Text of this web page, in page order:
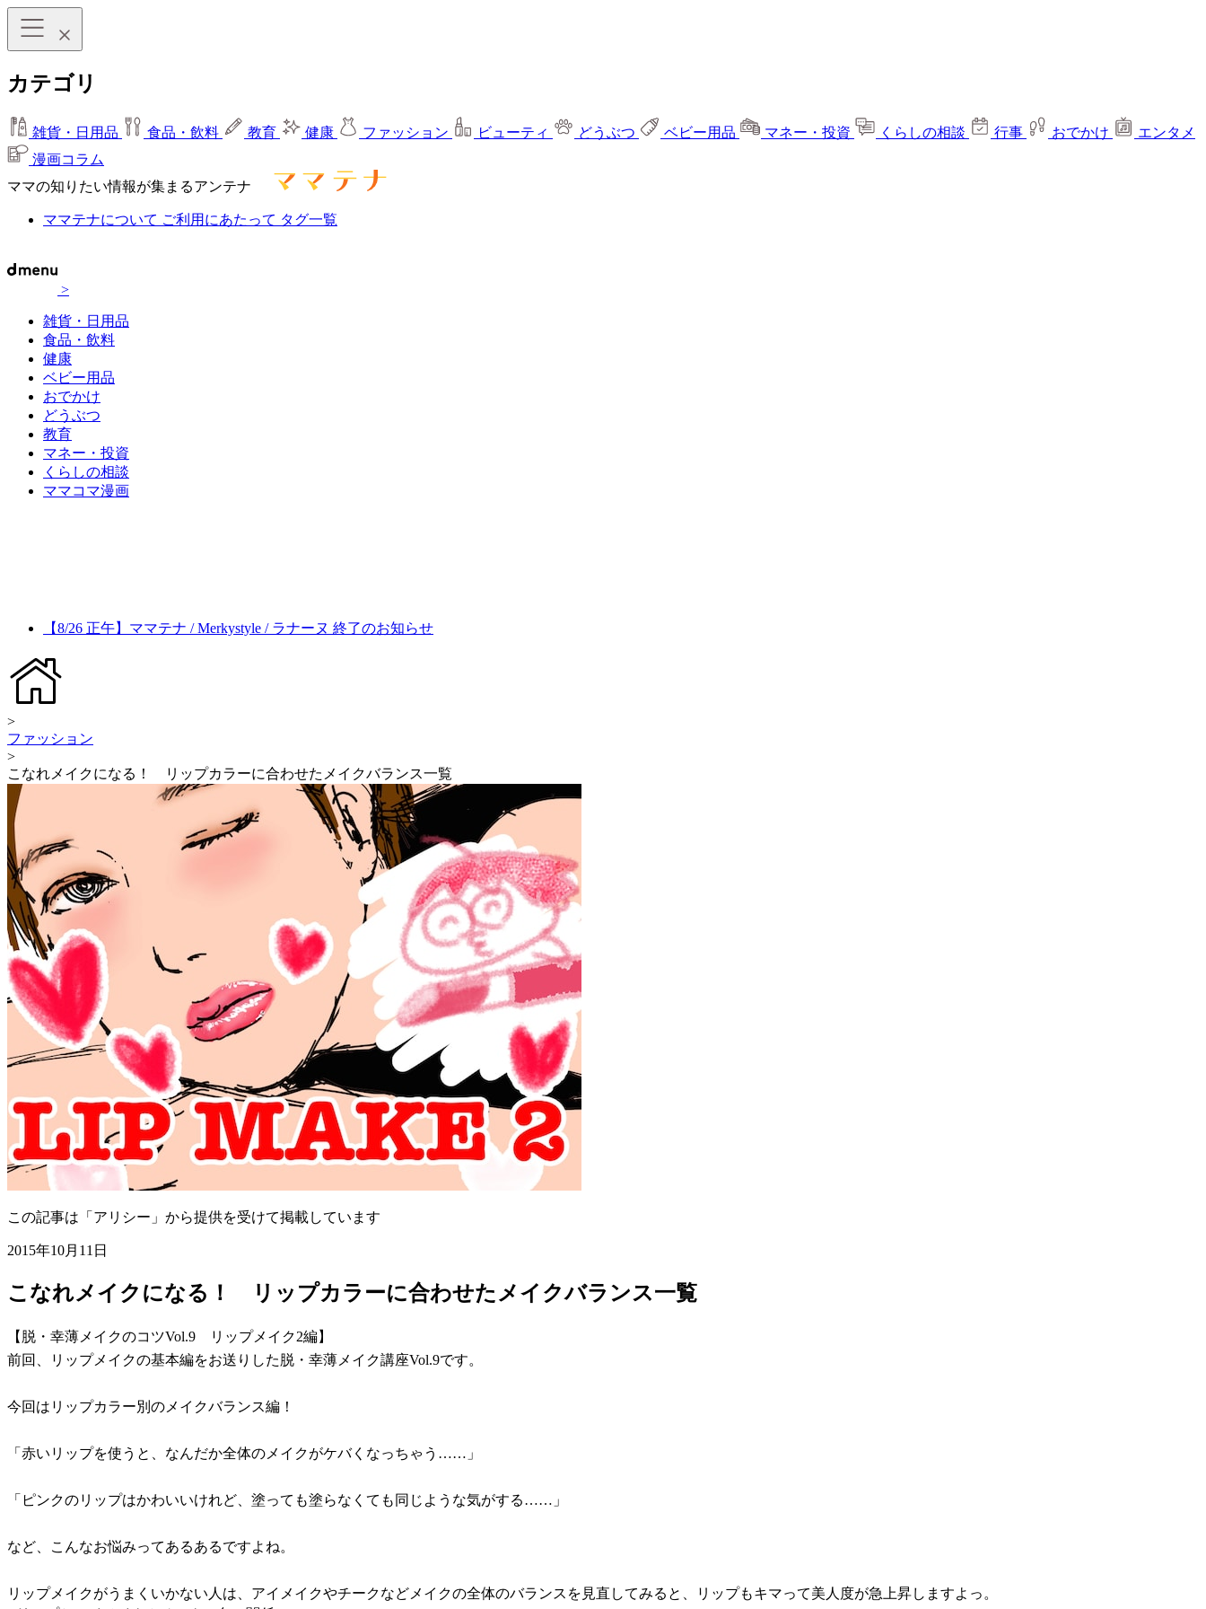
カテゴリ
雑貨・日用品 食品・飲料 教育 健康 ファッション ビューティ どうぶつ ベビー用品 マネー・投資 くらしの相談 行事 おでかけ
エンタメ
漫画コラム
ママの知りたい情報が集まるアンテナ
ママテナについて ご利用にあたって タグ一覧
>
雑貨・日用品
食品・飲料
健康
ベビー用品
おでかけ
どうぶつ
教育
マネー・投資
くらしの相談
ママコマ漫画
【8/26 正午】ママテナ / Merkystyle / ラナーヌ 終了のお知らせ
>
ファッション
>
こなれメイクになる！ リップカラーに合わせたメイクバランス一覧
この記事は「アリシー」から提供を受けて掲載しています
2015年10月11日
こなれメイクになる！ リップカラーに合わせたメイクバランス一覧
【脱・幸薄メイクのコツVol.9 リップメイク2編】
前回、リップメイクの基本編をお送りした脱・幸薄メイク講座Vol.9です。
今回はリップカラー別のメイクバランス編！
「赤いリップを使うと、なんだか全体のメイクがケバくなっちゃう……」
「ピンクのリップはかわいいけれど、塗っても塗らなくても同じような気がする……」
など、こんなお悩みってあるあるですよね。
リップメイクがうまくいかない人は、アイメイクやチークなどメイクの全体のバランスを見直してみると、リップもキマって美人度が急上昇しますよっ。